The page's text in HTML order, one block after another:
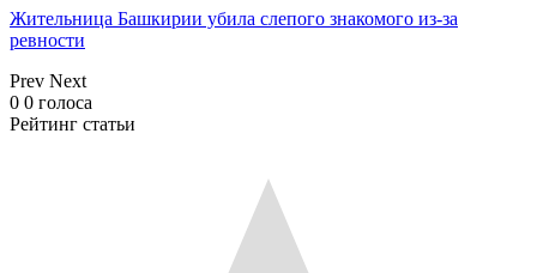
Жительница Башкирии убила слепого знакомого из-за
ревности
Prev Next
0 0 голоса
Рейтинг статьи